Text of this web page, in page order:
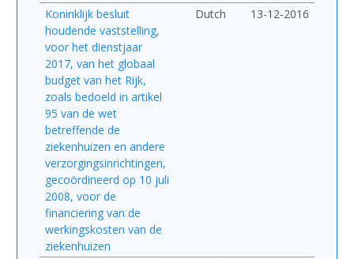
Koninklijk besluit
houdende vaststelling,
voor het dienstjaar
2017, van het globaal
budget van het Rijk,
zoals bedoeld in artikel
95 van de wet
betreffende de
ziekenhuizen en andere
verzorgingsinrichtingen,
gecoördineerd op 10 juli
2008, voor de
financiering van de
werkingskosten van de
ziekenhuizen
Dutch 13-12-2016